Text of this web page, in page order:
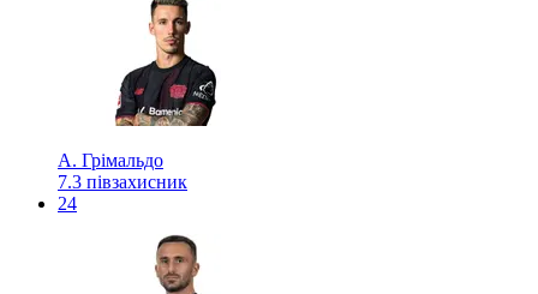
А. Грімальдо
7.3 півзахисник
24